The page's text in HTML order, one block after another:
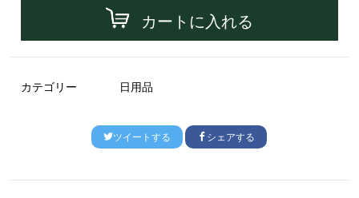
カートに入れる
カテゴリー 日用品
ツイートする シェアする